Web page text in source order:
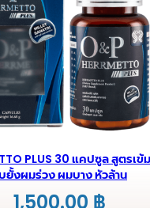
PLUS 30 แคปซูล สูตรเข้
ยั้งผมร่วง ผมบาง หัวล้าน
1,500.00 ฿